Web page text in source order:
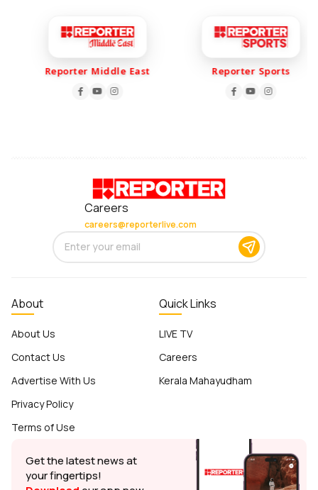
Reporter Middle East Reporter Sports
Careers
careers@reporterlive.com
About
About Us
Contact Us
Advertise With Us
Privacy Policy
Terms of Use
Quick Links
LIVE TV
Careers
Kerala Mahayudham
Get the latest news at
your fingertips!